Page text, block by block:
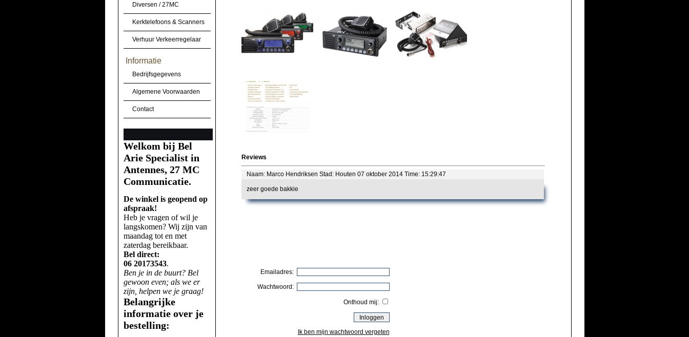
Diversen / 27MC
Kerktelefoons & Scanners
Verhuur Verkeerregelaar
Informatie
Bedrijfsgegevens
Algemene Voorwaarden
Contact
Welkom bij Bel
Arie Specialist in
Antennes, 27 MC
Communicatie.
De winkel is geopend op
afspraak!
Heb je vragen of wil je
langskomen? Wij zijn van
maandag tot en met
zaterdag bereikbaar.
Bel direct:
06 20173543.
Ben je in de buurt? Bel
gewoon even; als we er
zijn, helpen we je graag!
Belangrijke
informatie over je
bestelling:
Reviews
Naam: Marco Hendriksen Stad: Houten 07 oktober 2014 Time: 15:29:47
zeer goede bakkie
Emailadres:
Wachtwoord:
Onthoud mij:
Ik ben mijn wachtwoord vergeten